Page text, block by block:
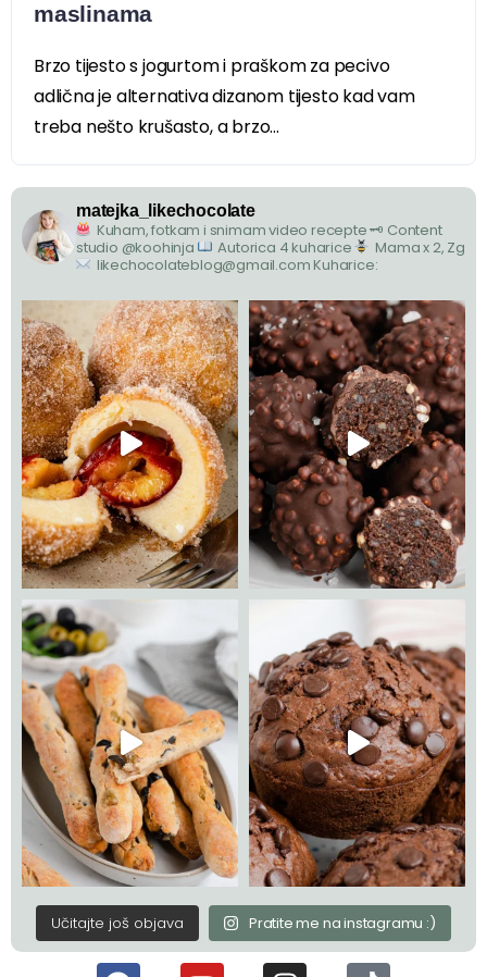
maslinama
Brzo tijesto s jogurtom i praškom za pecivo
adlična je alternativa dizanom tijesto kad vam
treba nešto krušasto, a brzo...
matejka_likechocolate
Kuham, fotkam i snimam video recepte🗝 Content
studio @koohinja
Autorica 4 kuharice
Mama x 2, Zg
likechocolateblog@gmail.com Kuharice:
Učitajte još objava Pratite me na instagramu :)